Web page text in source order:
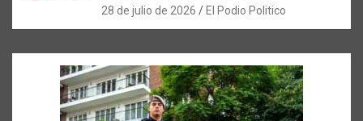
28 de julio de 2026 El Podio Politico